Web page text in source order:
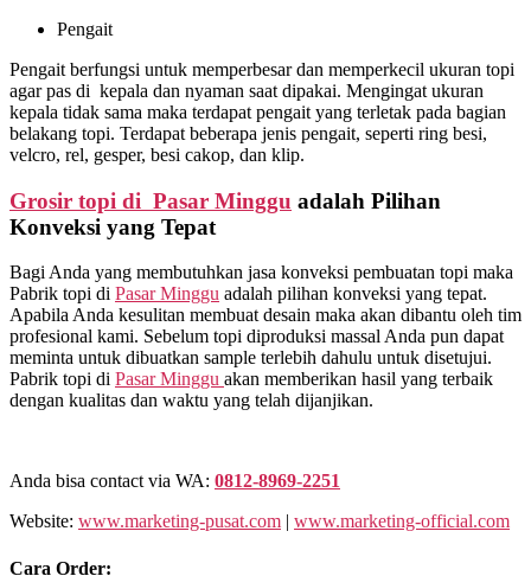
Pengait
Pengait berfungsi untuk memperbesar dan memperkecil ukuran topi
agar pas di kepala dan nyaman saat dipakai. Mengingat ukuran
kepala tidak sama maka terdapat pengait yang terletak pada bagian
belakang topi. Terdapat beberapa jenis pengait, seperti ring besi,
velcro, rel, gesper, besi cakop, dan klip.
Grosir topi di Pasar Minggu adalah Pilihan
Konveksi yang Tepat
Bagi Anda yang membutuhkan jasa konveksi pembuatan topi maka
Pabrik topi di Pasar Minggu adalah pilihan konveksi yang tepat.
Apabila Anda kesulitan membuat desain maka akan dibantu oleh tim
profesional kami. Sebelum topi diproduksi massal Anda pun dapat
meminta untuk dibuatkan sample terlebih dahulu untuk disetujui.
Pabrik topi di Pasar Minggu akan memberikan hasil yang terbaik
dengan kualitas dan waktu yang telah dijanjikan.
Anda bisa contact via WA: 0812-8969-2251
Website: www.marketing-pusat.com | www.marketing-official.com
Cara Order: